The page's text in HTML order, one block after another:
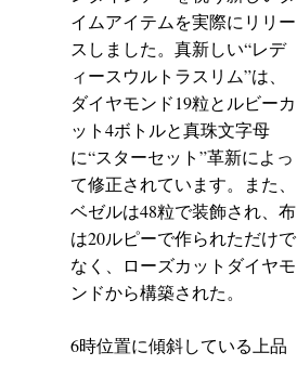
イムアイテムを実際にリリー
スしました。真新しい“レデ
ィースウルトラスリム”は、
ダイヤモンド19粒とルビーカ
ット4ボトルと真珠文字母
に“スターセット”革新によっ
て修正されています。また、
ベゼルは48粒で装飾され、布
は20ルピーで作られただけで
なく、ローズカットダイヤモ
ンドから構築された。
6時位置に傾斜している上品